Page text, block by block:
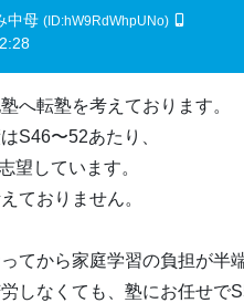
中母 (ID:hW9RdWhpUNo)
へ転塾を考えております。
S46〜52あたり、
望しています。
ておりません。
てから家庭学習の負担が半
しなくても、塾にお任せで